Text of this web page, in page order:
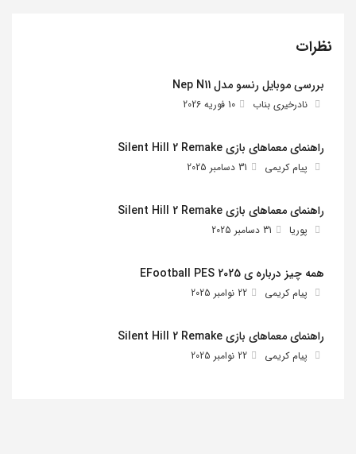
نظرات
بررسی موبایل رنسو مدل Nep N11
نادرخیری بناب 10 فوریه 2026
راهنمای معماهای بازی Silent Hill 2 Remake
پیام کریمی 31 دسامبر 2025
راهنمای معماهای بازی Silent Hill 2 Remake
پوریا 31 دسامبر 2025
همه چیز درباره ی EFootball PES 2025
پیام کریمی 22 نوامبر 2025
راهنمای معماهای بازی Silent Hill 2 Remake
پیام کریمی 22 نوامبر 2025